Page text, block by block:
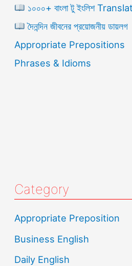
১০০০+ বাংলা টু ইংলিশ
দৈনন্দিন জীবনের প্রয়োজনীয়
Appropriate Prepositions
Phrases & Idioms
Category
Appropriate Preposition
Business English
Daily English